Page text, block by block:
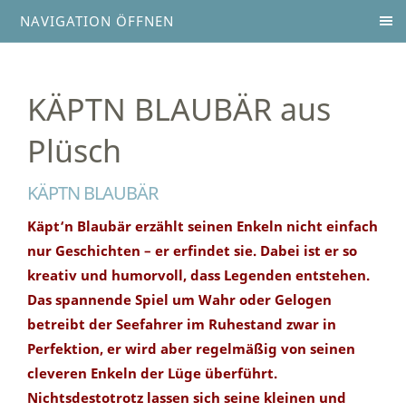
NAVIGATION ÖFFNEN
KÄPTN BLAUBÄR aus
Plüsch
KÄPTN BLAUBÄR
Käpt‘n Blaubär erzählt seinen Enkeln nicht einfach
nur Geschichten – er erfindet sie. Dabei ist er so
kreativ und humorvoll, dass Legenden entstehen.
Das spannende Spiel um Wahr oder Gelogen
betreibt der Seefahrer im Ruhestand zwar in
Perfektion, er wird aber regelmäßig von seinen
cleveren Enkeln der Lüge überführt.
Nichtsdestotrotz lassen sich seine kleinen und